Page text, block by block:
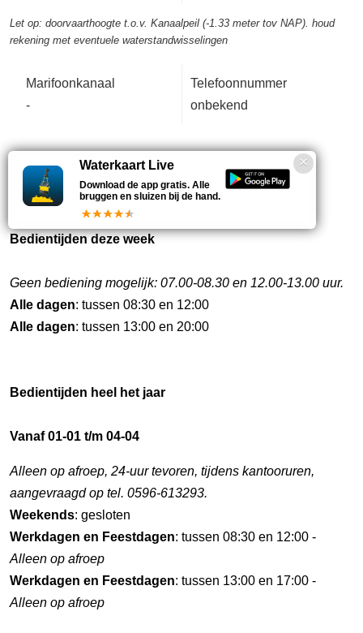
Let op: doorvaarthoogte t.o.v. Kanaalpeil (-1.33 meter tov NAP). houd
rekening met eventuele waterstandwisselingen
Marifoonkanaal
-
Telefoonnummer
onbekend
Zelfbediening.
Opmerking:Zelfbedieningsbrug.
Bedientijden deze week
Geen bediening mogelijk: 07.00-08.30 en 12.00-13.00 uur.
Alle dagen: tussen 08:30 en 12:00
Alle dagen: tussen 13:00 en 20:00
Bedientijden heel het jaar
Vanaf 01-01 t/m 04-04
Alleen op afroep, 24-uur tevoren, tijdens kantooruren,
aangevraagd op tel. 0596-613293.
Weekends: gesloten
Werkdagen en Feestdagen: tussen 08:30 en 12:00 -
Alleen op afroep
Werkdagen en Feestdagen: tussen 13:00 en 17:00 -
Alleen op afroep
Waterkaart Live
Download de app gratis. Alle
bruggen en sluizen bij de hand.